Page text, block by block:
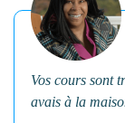
Vos cours sont
avais à la